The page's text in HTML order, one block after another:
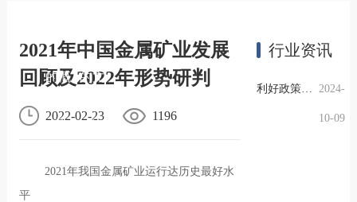
的概
况
的文
化
2021年中国金属矿业发展
回顾及2022年形势研判
2022-02-23 1196
2021年我国金属矿业运行达历史最好水
平
行业资讯
利好政策提振钢市信心，四季度行业需求或小幅上升 2024-
10-09